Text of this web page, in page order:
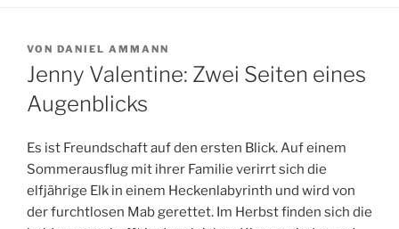
VERÖFFENTLICHT
AM
VON DANIEL AMMANN
Jenny Valentine: Zwei Seiten eines
Augenblicks
Es ist Freundschaft auf den ersten Blick. Auf einem
Sommerausflug mit ihrer Familie verirrt sich die
elfjährige Elk in einem Heckenlabyrinth und wird von
der furchtlosen Mab gerettet. Im Herbst finden sich die